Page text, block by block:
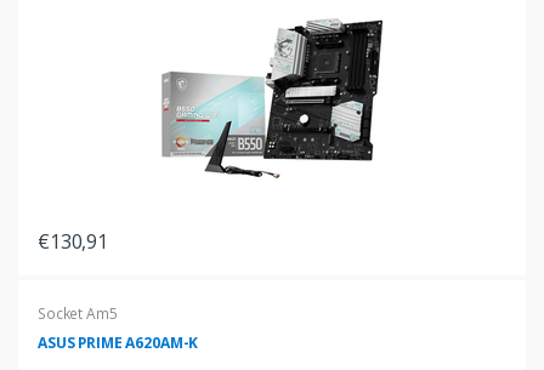
€130,91
Socket Am5
ASUS PRIME A620AM-K